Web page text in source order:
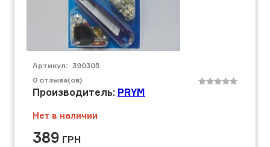
Артикул: 390305
0 отзыва(ов)
Производитель: PRYM
Нет в наличии
389 ГРН